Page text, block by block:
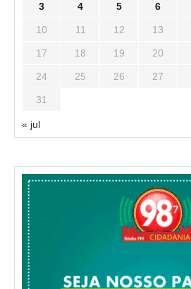
3 4 5 6
10 11 12 13
17 18 19 20
24 25 26 27
31
« jul